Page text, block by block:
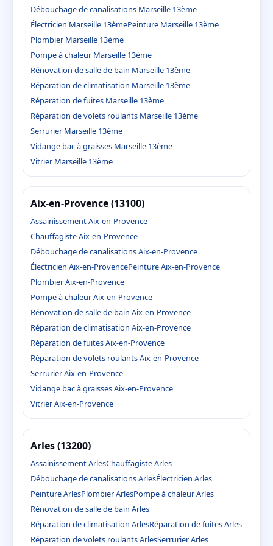
Débouchage de canalisations Marseille 13ème
Électricien Marseille 13èmePeinture Marseille 13ème
Plombier Marseille 13ème
Pompe à chaleur Marseille 13ème
Rénovation de salle de bain Marseille 13ème
Réparation de climatisation Marseille 13ème
Réparation de fuites Marseille 13ème
Réparation de volets roulants Marseille 13ème
Serrurier Marseille 13ème
Vidange bac à graisses Marseille 13ème
Vitrier Marseille 13ème
Aix-en-Provence (13100)
Assainissement Aix-en-Provence
Chauffagiste Aix-en-Provence
Débouchage de canalisations Aix-en-Provence
Électricien Aix-en-ProvencePeinture Aix-en-Provence
Plombier Aix-en-Provence
Pompe à chaleur Aix-en-Provence
Rénovation de salle de bain Aix-en-Provence
Réparation de climatisation Aix-en-Provence
Réparation de fuites Aix-en-Provence
Réparation de volets roulants Aix-en-Provence
Serrurier Aix-en-Provence
Vidange bac à graisses Aix-en-Provence
Vitrier Aix-en-Provence
Arles (13200)
Assainissement ArlesChauffagiste Arles
Débouchage de canalisations ArlesÉlectricien Arles
Peinture ArlesPlombier ArlesPompe à chaleur Arles
Rénovation de salle de bain Arles
Réparation de climatisation ArlesRéparation de fuites Arles
Réparation de volets roulants ArlesSerrurier Arles